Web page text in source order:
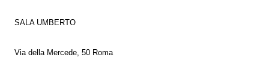
SALA UMBERTO
Via della Mercede, 50 Roma